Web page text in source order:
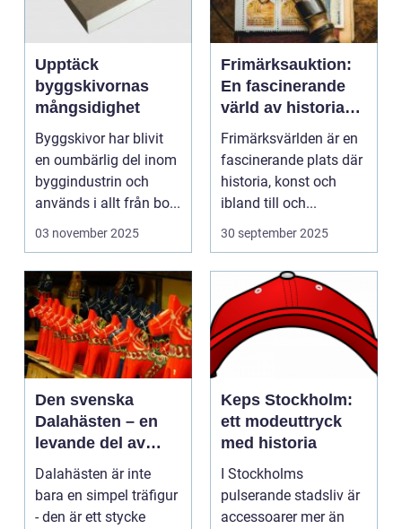
Upptäck
byggskivornas
mångsidighet
Byggskivor har blivit
en oumbärlig del inom
byggindustrin och
används i allt från bo...
03 november 2025
Frimärksauktion:
En fascinerande
värld av historia
och samlande
Frimärksvärlden är en
fascinerande plats där
historia, konst och
ibland till och...
30 september 2025
Den svenska
Dalahästen – en
levande del av
Sveriges
kulturhistoria.
Dalahästen är inte
bara en simpel träfigur
- den är ett stycke
Keps Stockholm:
ett modeuttryck
med historia
I Stockholms
pulserande stadsliv är
accessoarer mer än